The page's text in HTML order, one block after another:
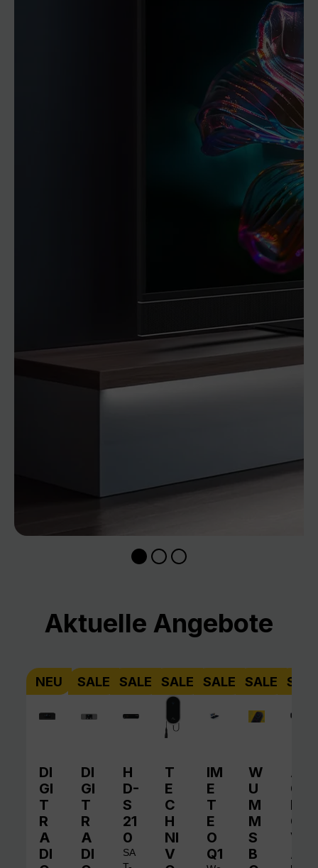
Produktgalerie überspringen
Aktuelle Angebote
NEU
DI
GI
T
R
A
DI
SALE
DI
GI
T
R
A
DI
SALE
H
D-
S
21
0
SA
SALE
T
E
C
H
NI
V
SALE
IM
E
T
E
O
Q1
SALE
W
U
M
M
S
B
A
QI
N
O
V
A